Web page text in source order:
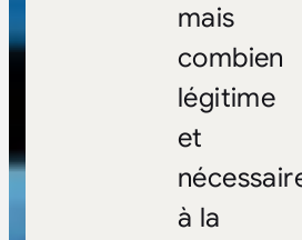
mais
combien
légitime
et
à la